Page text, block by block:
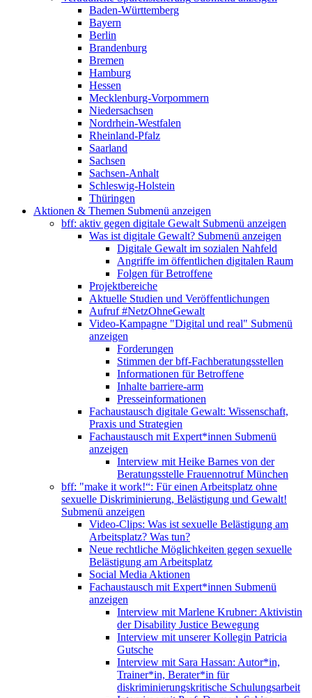
Baden-Württemberg
Bayern
Berlin
Brandenburg
Bremen
Hamburg
Hessen
Mecklenburg-Vorpommern
Niedersachsen
Nordrhein-Westfalen
Rheinland-Pfalz
Saarland
Sachsen
Sachsen-Anhalt
Schleswig-Holstein
Thüringen
Aktionen & Themen Submenü anzeigen
bff: aktiv gegen digitale Gewalt Submenü anzeigen
Was ist digitale Gewalt? Submenü anzeigen
Digitale Gewalt im sozialen Nahfeld
Angriffe im öffentlichen digitalen Raum
Folgen für Betroffene
Projektbereiche
Aktuelle Studien und Veröffentlichungen
Aufruf #NetzOhneGewalt
Video-Kampagne "Digital und real" Submenü
anzeigen
Forderungen
Stimmen der bff-Fachberatungsstellen
Informationen für Betroffene
Inhalte barriere-arm
Presseinformationen
Fachaustausch digitale Gewalt: Wissenschaft,
Praxis und Strategien
Fachaustausch mit Expert*innen Submenü
anzeigen
Interview mit Heike Barnes von der
Beratungsstelle Frauennotruf München
bff: "make it work!“: Für einen Arbeitsplatz ohne
sexuelle Diskriminierung, Belästigung und Gewalt!
Submenü anzeigen
Video-Clips: Was ist sexuelle Belästigung am
Arbeitsplatz? Was tun?
Neue rechtliche Möglichkeiten gegen sexuelle
Belästigung am Arbeitsplatz
Social Media Aktionen
Fachaustausch mit Expert*innen Submenü
anzeigen
Interview mit Marlene Krubner: Aktivistin
der Disability Justice Bewegung
Interview mit unserer Kollegin Patricia
Gutsche
Interview mit Sara Hassan: Autor*in,
Trainer*in, Berater*in für
diskriminierungskritische Schulungsarbeit